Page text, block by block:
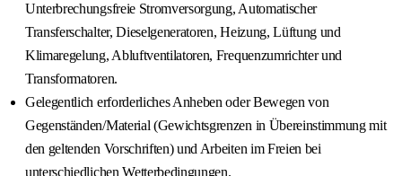
Unterbrechungsfreie Stromversorgung, Automatischer
Transferschalter, Dieselgeneratoren, Heizung, Lüftung und
Klimaregelung, Abluftventilatoren, Frequenzumrichter und
Transformatoren.
Gelegentlich erforderliches Anheben oder Bewegen von
Gegenständen/Material (Gewichtsgrenzen in Übereinstimmung mit
den geltenden Vorschriften) und Arbeiten im Freien bei
unterschiedlichen Wetterbedingungen.